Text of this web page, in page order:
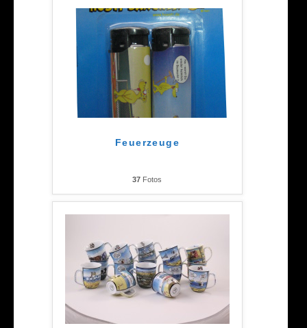
Feuerzeuge
37 Fotos